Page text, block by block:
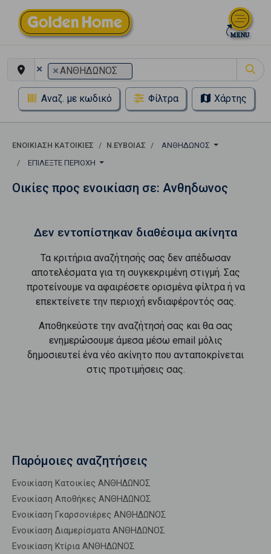
× ×ΑΝΘΗΔΩΝΟΣ
Αναζ. με κωδικό Φίλτρα Χάρτης
ΕΝΟΙΚΊΑΣΗ ΚΑΤΟΙΚΊΕΣ Ν.ΕΥΒΟΙΑΣ
ΑΝΘΗΔΩΝΟΣ
ΕΠΙΛΈΞΤΕ ΠΕΡΙΟΧΉ
Οικίες προς ενοικίαση σε: Ανθηδωνος
Δεν εντοπίστηκαν διαθέσιμα ακίνητα
Τα κριτήρια αναζήτησής σας δεν απέδωσαν
αποτελέσματα για τη συγκεκριμένη στιγμή. Σας
προτείνουμε να αφαιρέσετε ορισμένα φίλτρα ή να
επεκτείνετε την περιοχή ενδιαφέροντός σας.
Αποθηκεύστε την αναζήτησή σας και θα σας
ενημερώσουμε άμεσα μέσω email μόλις
δημοσιευτεί ένα νέο ακίνητο που ανταποκρίνεται
στις προτιμήσεις σας.
Παρόμοιες αναζητήσεις
Ενοικίαση Κατοικίες ΑΝΘΗΔΩΝΟΣ
Ενοικίαση Αποθήκες ΑΝΘΗΔΩΝΟΣ
Ενοικίαση Γκαρσονιέρες ΑΝΘΗΔΩΝΟΣ
Ενοικίαση Διαμερίσματα ΑΝΘΗΔΩΝΟΣ
Ενοικίαση Κτίρια ΑΝΘΗΔΩΝΟΣ